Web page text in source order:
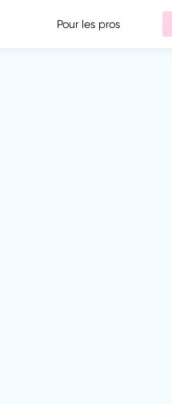
Pour les pros